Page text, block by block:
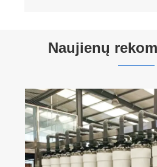
Naujienų